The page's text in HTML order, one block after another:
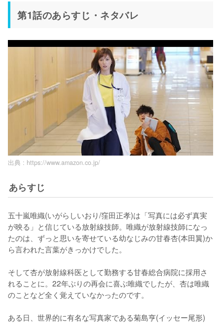
第1話のあらすじ・ネタバレ
出典 : https://www.amazon.co.jp/
あらすじ
五十嵐唯織(いがらしいおり/窪田正孝)は「写真には必ず真実
が映る」と信じている放射線技師。唯織が放射線技師になっ
たのは、ずっと思いを寄せている幼なじみの甘春杏(本田翼)か
ら言われた言葉がきっかけでした。
そして杏が放射線科医として勤務する甘春総合病院に採用さ
れることに。22年ぶりの再会に喜ぶ唯織でしたが、杏は唯織
のことなど全く覚えていなかったのです。
ある日、世界的に有名な写真家である菊島亨(イッセー尾形)